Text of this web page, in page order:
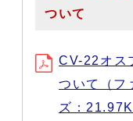
ついて
CV-22オス
ついて（フ
ズ：